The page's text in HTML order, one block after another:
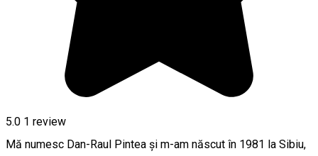
5.0 1 review
Mă numesc Dan-Raul Pintea și m-am născut în 1981 la Sibiu,